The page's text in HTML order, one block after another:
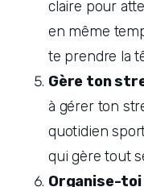
claire pour
en même
te prendre la
Gère ton
à gérer ton
quotidien
qui gère tout
Organise-